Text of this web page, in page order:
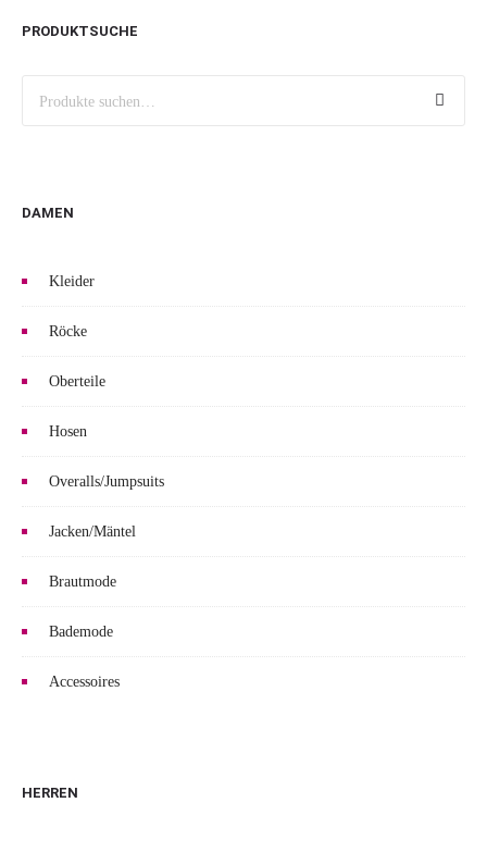
PRODUKTSUCHE
DAMEN
Kleider
Röcke
Oberteile
Hosen
Overalls/Jumpsuits
Jacken/Mäntel
Brautmode
Bademode
Accessoires
HERREN